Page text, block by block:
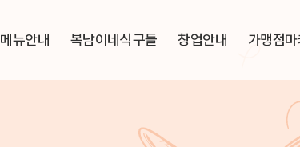
메뉴안내 복남이네식구들 창업안내 가맹점